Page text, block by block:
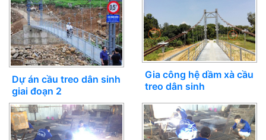
Dự án cầu treo dân sinh
giai đoạn 2
Gia công hệ dầm xà cầu
treo dân sinh